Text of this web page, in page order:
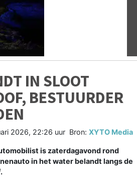
IN SLOOT
BESTUURDER
2026, 22:26 uur Bron: XYTO Media
is zaterdagavond rond
in het water belandt langs de